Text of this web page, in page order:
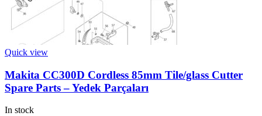
Quick view
Makita CC300D Cordless 85mm Tile/glass Cutter
Spare Parts – Yedek Parçaları
In stock